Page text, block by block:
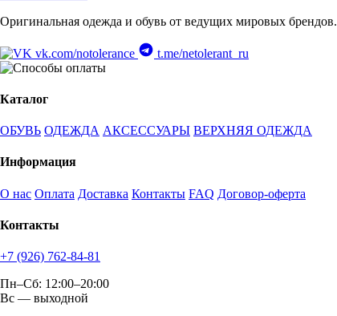
Оригинальная одежда и обувь от ведущих мировых брендов.
vk.com/notolerance t.me/netolerant_ru
Каталог
ОБУВЬ ОДЕЖДА АКСЕССУАРЫ ВЕРХНЯЯ ОДЕЖДА
Информация
О нас Оплата Доставка Контакты FAQ Договор-оферта
Контакты
+7 (926) 762-84-81
Пн–Сб: 12:00–20:00
Вс — выходной